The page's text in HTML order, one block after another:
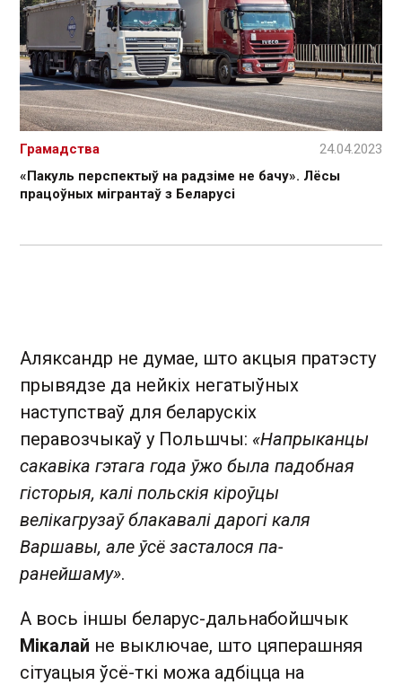
«Пакуль перспектыў на радзіме не бачу». Лёсы
працоўных мігрантаў з Беларусі
Грамадства 24.04.2023
Аляксандр не думае, што акцыя пратэсту
прывядзе да нейкіх негатыўных
наступстваў для беларускіх
перавозчыкаў у Польшчы: «Напрыканцы
сакавіка гэтага года ўжо была падобная
гісторыя, калі польскія кіроўцы
велікагрузаў блакавалі дарогі каля
Варшавы, але ўсё засталося па-
ранейшаму».
А вось іншы беларус-дальнабойшчык
Мікалай не выключае, што цяперашняя
сітуацыя ўсё-ткі можа адбіцца на